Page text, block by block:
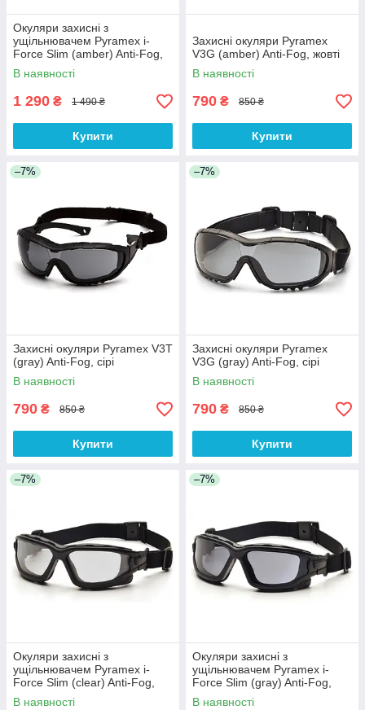
Окуляри захисні з
ущільнювачем Pyramex i-
Force Slim (amber) Anti-Fog,
жовті
В наявності
1 290 ₴ 1 490 ₴
Купити
Захисні окуляри Pyramex
V3G (amber) Anti-Fog, жовті
В наявності
790 ₴ 850 ₴
Купити
–7%
Захисні окуляри Pyramex V3T
(gray) Anti-Fog, сірі
В наявності
790 ₴ 850 ₴
Купити
–7%
Захисні окуляри Pyramex
V3G (gray) Anti-Fog, сірі
В наявності
790 ₴ 850 ₴
Купити
–7%
Окуляри захисні з
ущільнювачем Pyramex i-
Force Slim (clear) Anti-Fog,
прозорі
В наявності
–7%
Окуляри захисні з
ущільнювачем Pyramex i-
Force Slim (gray) Anti-Fog,
чорні
В наявності